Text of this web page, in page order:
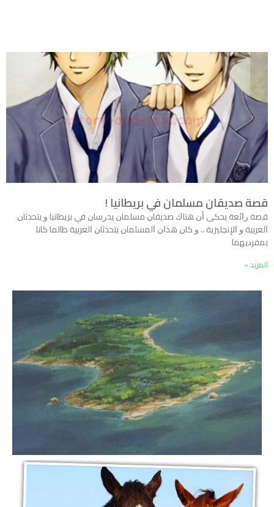
قصة صديقان مسلمان في بريطانيا !
ﻗﺼﺔ ﺭﺍﺋﻌﺔ ﻳﺤﻜﻰ ﺃﻥ ﻫﻨﺎﻙ ﺻﺪﻳﻘﺎﻥ ﻣﺴﻠﻤﺎﻥ ﻳﺪﺭﺳﺎﻥ ﻓﻲ ﺑﺮﻳﻄﺎﻧﻴﺎ ﻭ ﻳﺘﺤﺪﺛﺎﻥ
ﺍﻟﻌﺮﺑﻴﺔ ﻭ ﺍﻹﻧﺠﻠﻴﺰﻳﺔ .. ﻭ ﻛﺎﻥ ﻫﺬﺍﻥ ﺍﻟﻤﺴﻠﻤﺎﻥ ﻳﺘﺤﺪﺛﺎﻥ ﺍﻟﻌﺮﺑﻴﺔ ﻃﺎﻟﻤﺎ ﻛﺎﻧﺎ
ﺑﻤﻔﺮﺩﻳﻬﻤﺎ
المزيد »